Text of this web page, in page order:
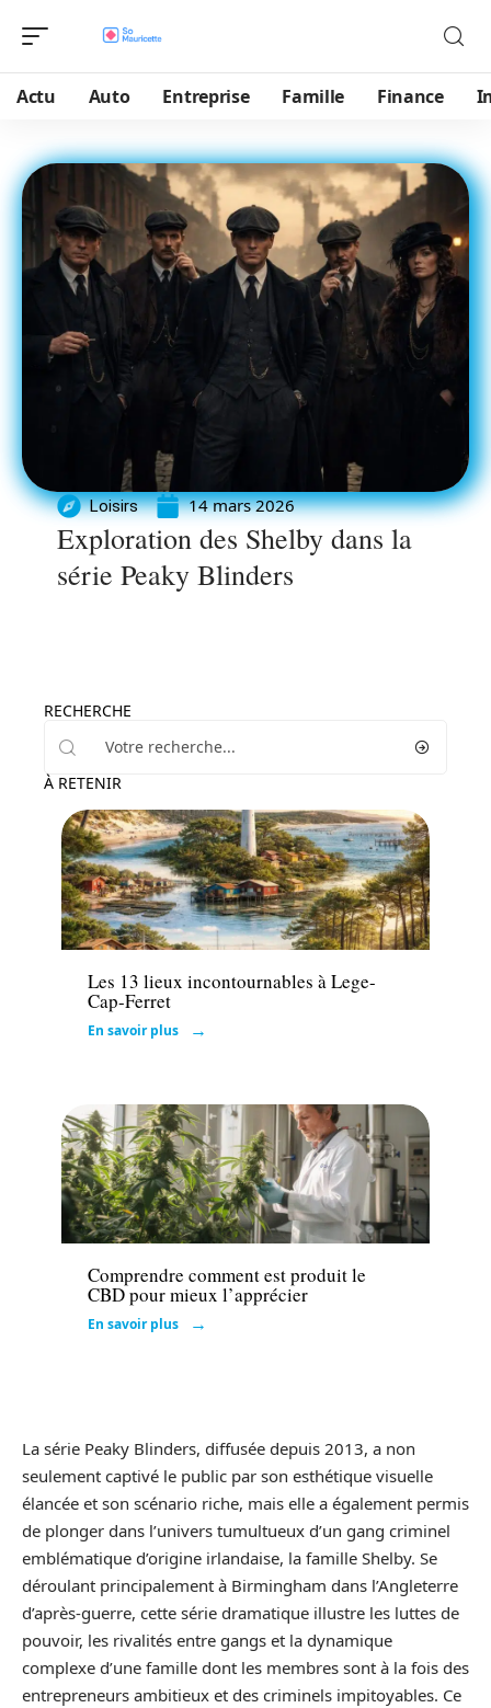
Actu Auto Entreprise Famille Finance
Loisirs 14 mars 2026
Exploration des Shelby dans la
série Peaky Blinders
RECHERCHE
À RETENIR
Actu
Les 13 lieux incontournables à Lege-
Cap-Ferret
En savoir plus
Actu
Comprendre comment est produit le
CBD pour mieux l’apprécier
En savoir plus
La série Peaky Blinders, diffusée depuis 2013, a non
seulement captivé le public par son esthétique visuelle
élancée et son scénario riche, mais elle a également permis
de plonger dans l’univers tumultueux d’un gang criminel
emblématique d’origine irlandaise, la famille Shelby. Se
déroulant principalement à Birmingham dans l’Angleterre
d’après-guerre, cette série dramatique illustre les luttes de
pouvoir, les rivalités entre gangs et la dynamique
complexe d’une famille dont les membres sont à la fois des
entrepreneurs ambitieux et des criminels impitoyables. Ce